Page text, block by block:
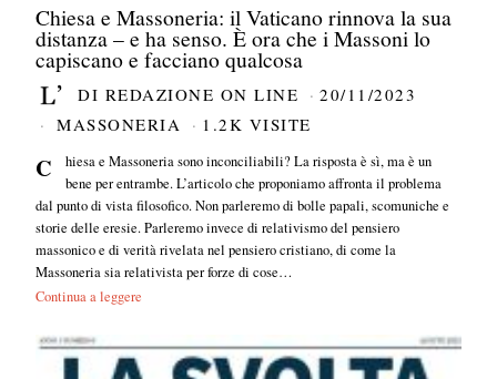
Chiesa e Massoneria: il Vaticano rinnova la sua
distanza – e ha senso. È ora che i Massoni lo
capiscano e facciano qualcosa
DI REDAZIONE ON LINE
20/11/2023
MASSONERIA
1.2K VISITE
Chiesa e Massoneria sono inconciliabili? La risposta è sì, ma è un
bene per entrambe. L’articolo che proponiamo affronta il problema
dal punto di vista filosofico. Non parleremo di bolle papali, scomuniche e
storie delle eresie. Parleremo invece di relativismo del pensiero
massonico e di verità rivelata nel pensiero cristiano, di come la
Massoneria sia relativista per forze di cose…
Continua a leggere